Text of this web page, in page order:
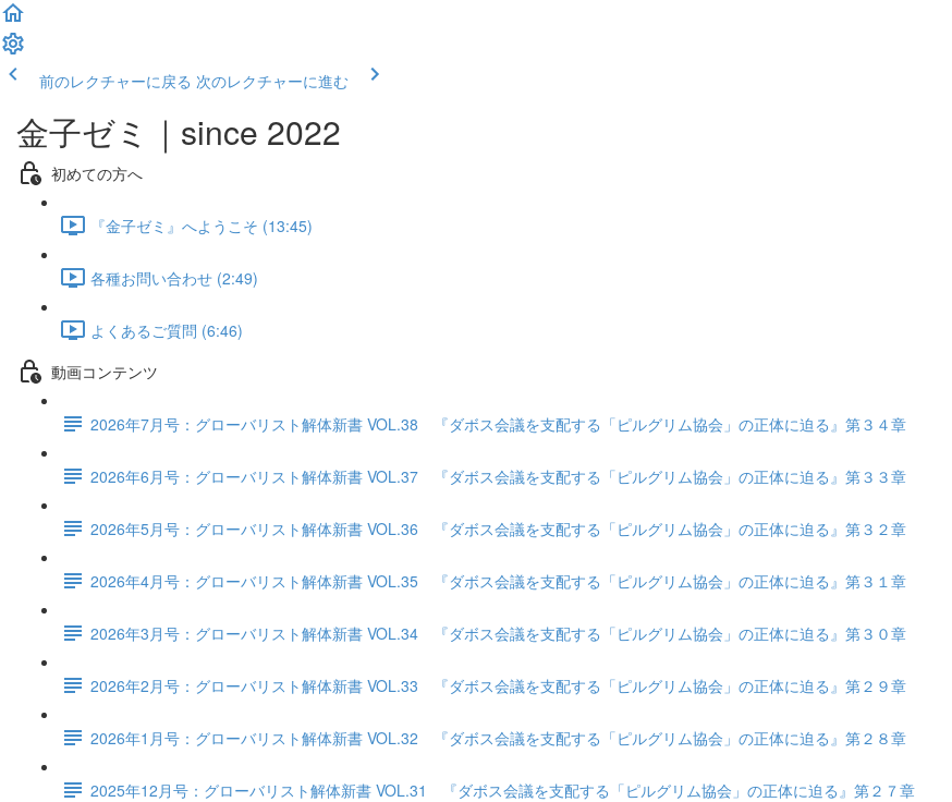
前のレクチャーに戻る 次のレクチャーに進む
金子ゼミ｜since 2022
初めての方へ
『金子ゼミ』へようこそ (13:45)
各種お問い合わせ (2:49)
よくあるご質問 (6:46)
動画コンテンツ
2026年7月号：グローバリスト解体新書 VOL.38 『ダボス会議を支配する「ピルグリム協会」の正体に迫る』第３４章
2026年6月号：グローバリスト解体新書 VOL.37 『ダボス会議を支配する「ピルグリム協会」の正体に迫る』第３３章
2026年5月号：グローバリスト解体新書 VOL.36 『ダボス会議を支配する「ピルグリム協会」の正体に迫る』第３２章
2026年4月号：グローバリスト解体新書 VOL.35 『ダボス会議を支配する「ピルグリム協会」の正体に迫る』第３１章
2026年3月号：グローバリスト解体新書 VOL.34 『ダボス会議を支配する「ピルグリム協会」の正体に迫る』第３０章
2026年2月号：グローバリスト解体新書 VOL.33 『ダボス会議を支配する「ピルグリム協会」の正体に迫る』第２９章
2026年1月号：グローバリスト解体新書 VOL.32 『ダボス会議を支配する「ピルグリム協会」の正体に迫る』第２８章
2025年12月号：グローバリスト解体新書 VOL.31 『ダボス会議を支配する「ピルグリム協会」の正体に迫る』第２７章